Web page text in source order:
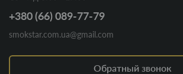
+380 (66) 089-77-79
smokstar.com.ua@gmail.com
Обратный звонок